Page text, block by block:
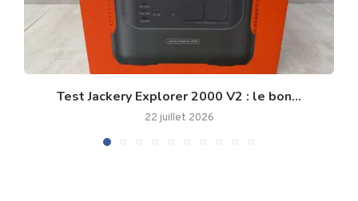
Test Jackery Explorer 2000 V2 : le bon...
22 juillet 2026